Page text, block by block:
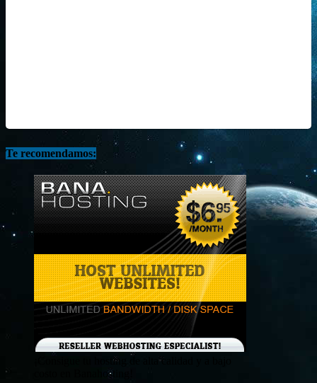
Te recomendamos:
¡Consigue tu hosting de alta calidad y a bajo
costo en Banahosting!